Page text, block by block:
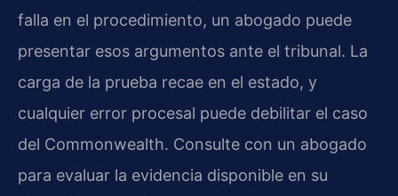
falla en el procedimiento, un abogado puede
presentar esos argumentos ante el tribunal. La
carga de la prueba recae en el estado, y
cualquier error procesal puede debilitar el caso
del Commonwealth. Consulte con un abogado
para evaluar la evidencia disponible en su